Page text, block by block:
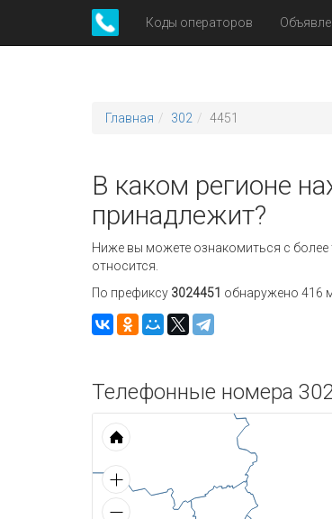
Коды операторов
Главная 302 4451
В каком регионе
принадлежит?
Ниже вы можете ознакомиться с
относится.
По префиксу 3024451 обнаружено 416
Телефонные номера